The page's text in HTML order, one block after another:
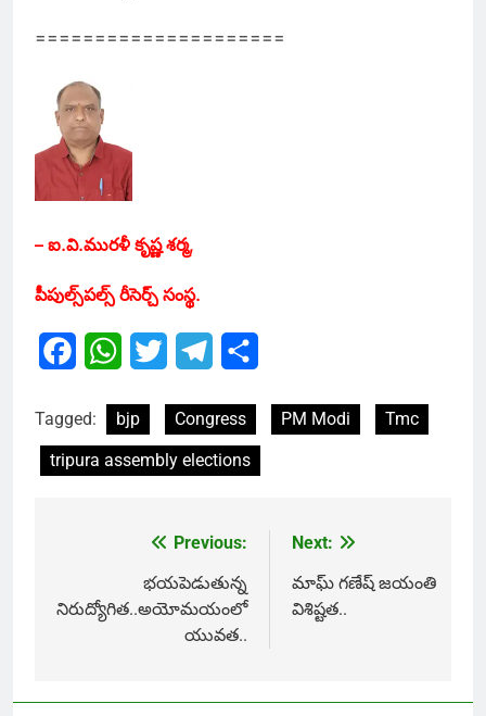
=====================
– ఐ.వి.మురళీ కృష్ణ శర్మ,
పీపుల్స్‌పల్స్‌ రీసెర్చ్‌ సంస్థ.
FacebookWhatsApp
Twitter Telegram
Tagged: bjp Congress PM Modi
Tmc
tripura assembly elections
navigation
Previous:
భయపెడుతున్న
నిరుద్యోగిత..అయోమయంలో
యువత..
Next:
మాఘ్‌ గ‌ణేష్ జ‌యంతి
విశిష్ట‌త‌..